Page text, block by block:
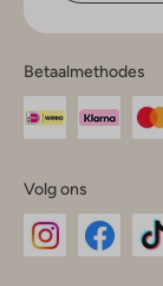
Betaalmethodes
Volg ons